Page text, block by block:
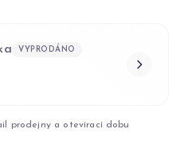
VYPRODÁNO
prodejny a otevírací dobu